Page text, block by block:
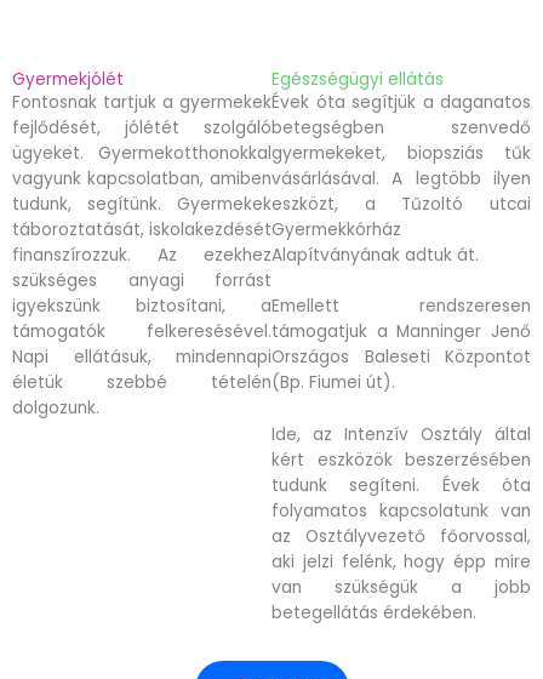
Gyermekjólét
Fontosnak tartjuk a gyermekek
fejlődését, jólétét szolgáló
ügyeket. Gyermekotthonokkal
vagyunk kapcsolatban, amiben
tudunk, segítünk. Gyermekek
táboroztatását, iskolakezdését
finanszírozzuk. Az ezekhez
szükséges anyagi forrást
igyekszünk biztosítani, a
támogatók felkeresésével.
Napi ellátásuk, mindennapi
életük szebbé tételén
dolgozunk.
Egészségügyi ellátás
Évek óta segítjük a daganatos
betegségben szenvedő
gyermekeket, biopsziás tűk
vásárlásával. A legtöbb ilyen
eszközt, a Tűzoltó utcai
Gyermekkórház
Alapítványának adtuk át.
Emellett rendszeresen
támogatjuk a Manninger Jenő
Országos Baleseti Központot
(Bp. Fiumei út).
Ide, az Intenzív Osztály által
kért eszközök beszerzésében
tudunk segíteni. Évek óta
folyamatos kapcsolatunk van
az Osztályvezető főorvossal,
aki jelzi felénk, hogy épp mire
van szükségük a jobb
betegellátás érdekében.